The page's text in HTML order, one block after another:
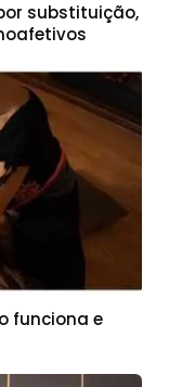
substituição,
funciona e